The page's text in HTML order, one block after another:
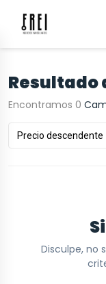
Resultado
Encontramos 0
Disculpe, no